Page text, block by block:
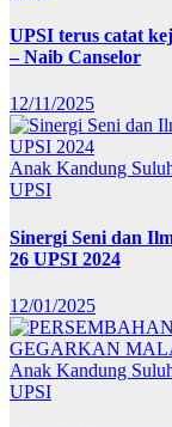
UPSI terus catat
– Naib Canselor
12/11/2025
Anak Kandung
UPSI
Sinergi Seni dan
26 UPSI 2024
12/01/2025
Anak Kandung
UPSI